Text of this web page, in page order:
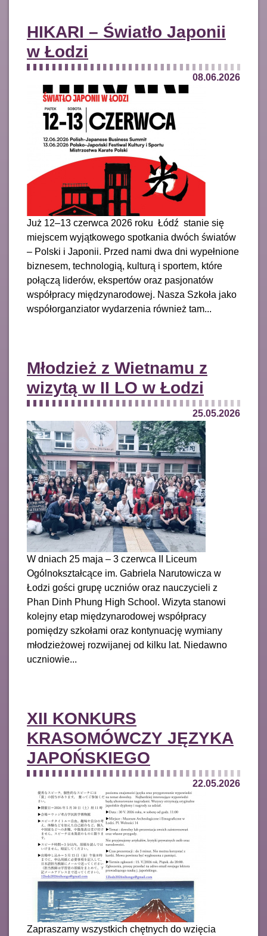
HIKARI – Światło Japonii
w Łodzi
08.06.2026
Już 12–13 czerwca 2026 roku Łódź stanie się
miejscem wyjątkowego spotkania dwóch światów
– Polski i Japonii. Przed nami dwa dni wypełnione
biznesem, technologią, kulturą i sportem, które
połączą liderów, ekspertów oraz pasjonatów
współpracy międzynarodowej. Nasza Szkoła jako
współorganziator wydarzenia również tam...
Młodzież z Wietnamu z
wizytą w II LO w Łodzi
25.05.2026
W dniach 25 maja – 3 czerwca II Liceum
Ogólnokształcące im. Gabriela Narutowicza w
Łodzi gości grupę uczniów oraz nauczycieli z
Phan Dinh Phung High School. Wizyta stanowi
kolejny etap międzynarodowej współpracy
pomiędzy szkołami oraz kontynuację wymiany
młodzieżowej rozwijanej od kilku lat. Niedawno
uczniowie...
XII KONKURS
KRASOMÓWCZY JĘZYKA
JAPOŃSKIEGO
22.05.2026
Zapraszamy wszystkich chętnych do wzięcia